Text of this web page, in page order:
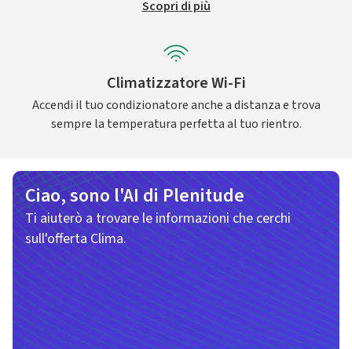
Scopri di più
Climatizzatore Wi-Fi
Accendi il tuo condizionatore anche a distanza e trova
sempre la temperatura perfetta al tuo rientro.
Ciao, sono l'AI di Plenitude
Ti aiuterò a trovare le informazioni che cerchi
sull'offerta Clima.